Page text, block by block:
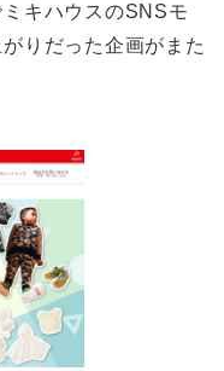
キハウスのSNSモ
りだった企画がまた